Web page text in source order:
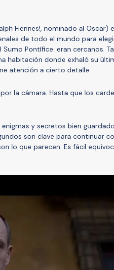
Fiennes!, nominado al Oscar)
de todo el mundo para
Pontífice: eran cercanos.
habitación donde exhaló su
atención a cierto detalle.
la cámara. Hasta que los
y secretos bien
son clave para continuar
lo que parecen. Es fácil